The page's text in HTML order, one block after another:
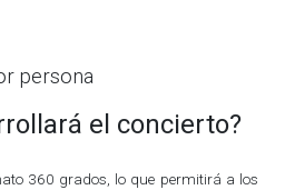
persona
el concierto?
360 grados, lo que permitirá a los